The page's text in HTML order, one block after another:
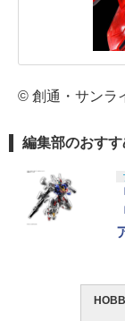
© 創通・サンラ
編集部のおす